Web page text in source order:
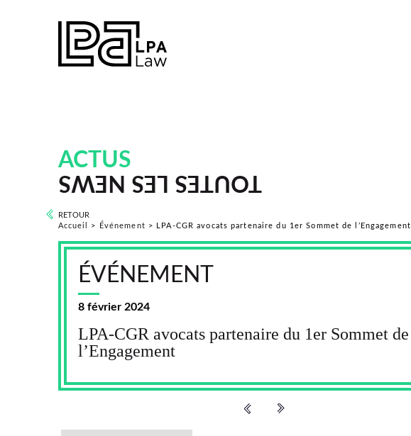
ACTUS
TOUTES LES NEWS
RETOUR
Accueil
> Événement > LPA-CGR avocats partenaire du 1er Sommet de l’Engagement
ÉVÉNEMENT
8 février 2024
LPA-CGR avocats partenaire du 1er Sommet de
l’Engagement